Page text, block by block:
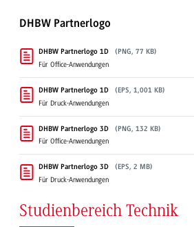
DHBW Partnerlogo
DHBW Partnerlogo 1D (PNG, 77 KB)
Für Office-Anwendungen
DHBW Partnerlogo 1D (EPS, 1,001 KB)
Für Druck-Anwendungen
DHBW Partnerlogo 3D (PNG, 132 KB)
Für Office-Anwendungen
DHBW Partnerlogo 3D (EPS, 2 MB)
Für Druck-Anwendungen
Studienbereich Technik